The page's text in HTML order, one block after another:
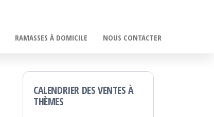
RAMASSES À DOMICILE NOUS CONTACTER
CALENDRIER DES VENTES À
THÈMES